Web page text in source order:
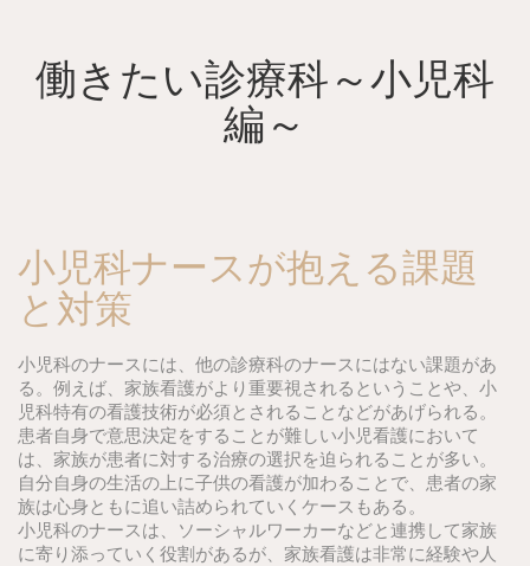
content働きたい診療科～小児科
編～
小児科ナースが抱える課題
と対策
小児科のナースには、他の診療科のナースにはない課題があ
る。例えば、家族看護がより重要視されるということや、小
児科特有の看護技術が必須とされることなどがあげられる。
患者自身で意思決定をすることが難しい小児看護において
は、家族が患者に対する治療の選択を迫られることが多い。
自分自身の生活の上に子供の看護が加わることで、患者の家
族は心身ともに追い詰められていくケースもある。
小児科のナースは、ソーシャルワーカーなどと連携して家族
に寄り添っていく役割があるが、家族看護は非常に経験や人